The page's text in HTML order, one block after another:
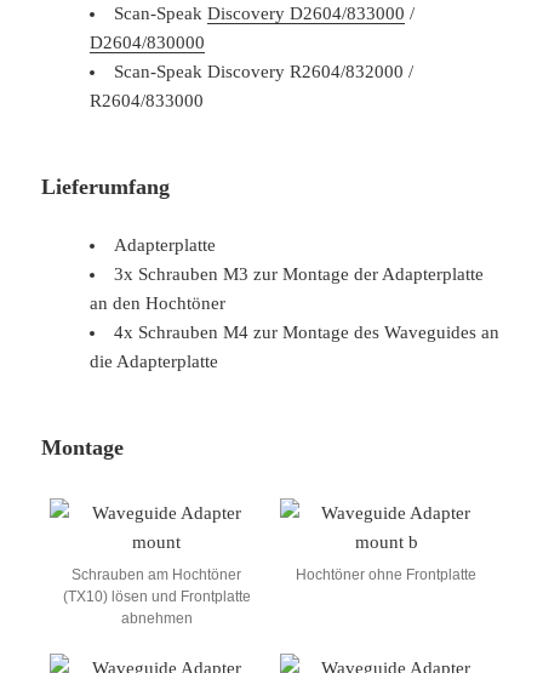
Scan-SpeakDiscovery D2604/833000 /
D2604/830000
Scan-Speak Discovery R2604/832000 /
R2604/833000
Lieferumfang
Adapterplatte
3x Schrauben M3 zur Montage der Adapterplatte
an den Hochtöner
4x Schrauben M4 zur Montage des Waveguides an
die Adapterplatte
Montage
Schrauben am Hochtöner
(TX10) lösen und Frontplatte
abnehmen
Hochtöner ohne Frontplatte